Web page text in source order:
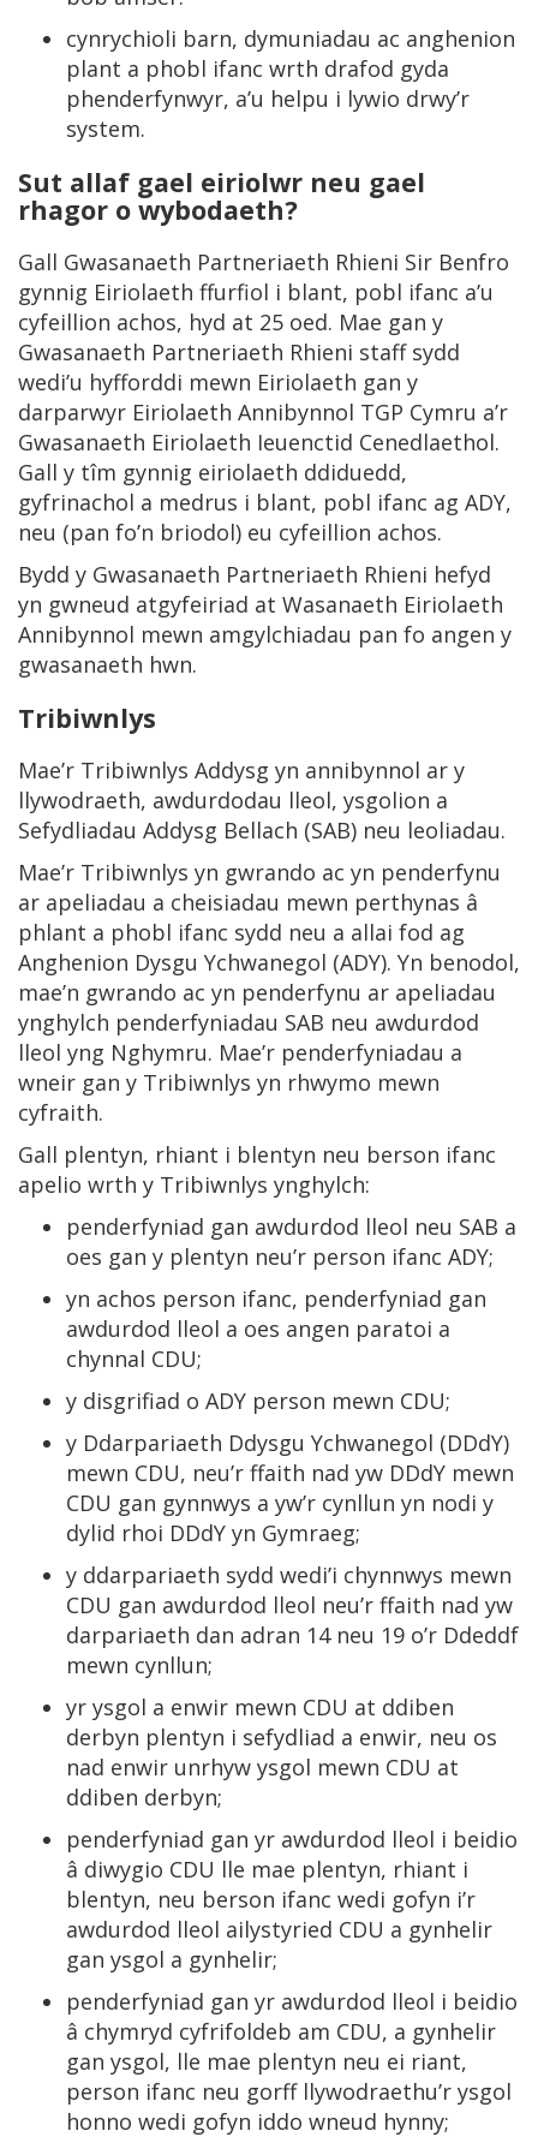
cynrychioli barn, dymuniadau ac anghenion
plant a phobl ifanc wrth drafod gyda
phenderfynwyr, a’u helpu i lywio drwy’r
system.
Sut allaf gael eiriolwr neu gael
rhagor o wybodaeth?
Gall Gwasanaeth Partneriaeth Rhieni Sir Benfro
gynnig Eiriolaeth ffurfiol i blant, pobl ifanc a’u
cyfeillion achos, hyd at 25 oed. Mae gan y
Gwasanaeth Partneriaeth Rhieni staff sydd
wedi’u hyfforddi mewn Eiriolaeth gan y
darparwyr Eiriolaeth Annibynnol TGP Cymru a’r
Gwasanaeth Eiriolaeth Ieuenctid Cenedlaethol.
Gall y tîm gynnig eiriolaeth ddiduedd,
gyfrinachol a medrus i blant, pobl ifanc ag ADY,
neu (pan fo’n briodol) eu cyfeillion achos.
Bydd y Gwasanaeth Partneriaeth Rhieni hefyd
yn gwneud atgyfeiriad at Wasanaeth Eiriolaeth
Annibynnol mewn amgylchiadau pan fo angen y
gwasanaeth hwn.
Tribiwnlys
Mae’r Tribiwnlys Addysg yn annibynnol ar y
llywodraeth, awdurdodau lleol, ysgolion a
Sefydliadau Addysg Bellach (SAB) neu leoliadau.
Mae’r Tribiwnlys yn gwrando ac yn penderfynu
ar apeliadau a cheisiadau mewn perthynas â
phlant a phobl ifanc sydd neu a allai fod ag
Anghenion Dysgu Ychwanegol (ADY). Yn benodol,
mae’n gwrando ac yn penderfynu ar apeliadau
ynghylch penderfyniadau SAB neu awdurdod
lleol yng Nghymru. Mae’r penderfyniadau a
wneir gan y Tribiwnlys yn rhwymo mewn
cyfraith.
Gall plentyn, rhiant i blentyn neu berson ifanc
apelio wrth y Tribiwnlys ynghylch:
penderfyniad gan awdurdod lleol neu SAB a
oes gan y plentyn neu’r person ifanc ADY;
yn achos person ifanc, penderfyniad gan
awdurdod lleol a oes angen paratoi a
chynnal CDU;
y disgrifiad o ADY person mewn CDU;
y Ddarpariaeth Ddysgu Ychwanegol (DDdY)
mewn CDU, neu’r ffaith nad yw DDdY mewn
CDU gan gynnwys a yw’r cynllun yn nodi y
dylid rhoi DDdY yn Gymraeg;
y ddarpariaeth sydd wedi’i chynnwys mewn
CDU gan awdurdod lleol neu’r ffaith nad yw
darpariaeth dan adran 14 neu 19 o’r Ddeddf
mewn cynllun;
yr ysgol a enwir mewn CDU at ddiben
derbyn plentyn i sefydliad a enwir, neu os
nad enwir unrhyw ysgol mewn CDU at
ddiben derbyn;
penderfyniad gan yr awdurdod lleol i beidio
â diwygio CDU lle mae plentyn, rhiant i
blentyn, neu berson ifanc wedi gofyn i’r
awdurdod lleol ailystyried CDU a gynhelir
gan ysgol a gynhelir;
penderfyniad gan yr awdurdod lleol i beidio
â chymryd cyfrifoldeb am CDU, a gynhelir
gan ysgol, lle mae plentyn neu ei riant,
person ifanc neu gorff llywodraethu’r ysgol
honno wedi gofyn iddo wneud hynny;